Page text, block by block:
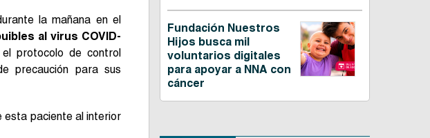
la mañana en el
al virus COVID-
protocolo de control
precaución para sus
esta paciente al interior
Fundación Nuestros
Hijos busca mil
voluntarios digitales
para apoyar a NNA con
cáncer